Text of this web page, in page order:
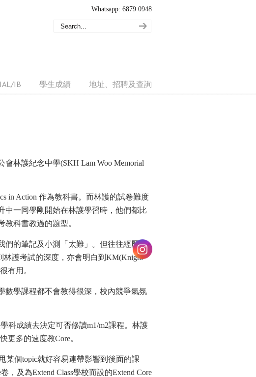
Whatsapp: 6879 0948
IB 學生成績 地址、招聘及查詢
林護紀念中學(SKH Lam Woo Memorial
in Action 作為教科書。而林護的試卷難度
中一同學剛開始在林護學習時，他們都比
科書教過的題型。
們的筆記及小測「太難」。但往往經歷完
林護考試的深度，亦會明白到KM(Knight
有用。
數學課程都不會教得很深，校內競爭氣氛
科成績去決定可否修讀m1/m2課程。林護
更多的速度教Core。
某個topic就好容易連帶影響到後面的課
，及為Extend Class學校而設的Extend Core